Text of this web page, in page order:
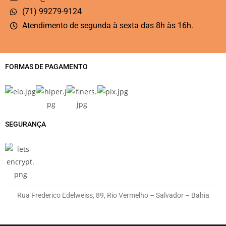
(71) 99279-9124
Atendimento de segunda à sexta das 8h às 16h.
FORMAS DE PAGAMENTO
SEGURANÇA
Rua Frederico Edelweiss, 89, Rio Vermelho – Salvador – Bahia